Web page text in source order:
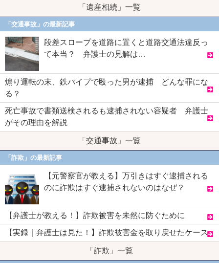
「遺産相続」一覧
「交通事故」の最新記事
段差スロープを道路に置くと道路交通法違反っ
て本当？ 弁護士の見解は…
煽り運転の末、鉄パイプで殴った男が逮捕 どんな罪にな
る？
死亡事故で書類送検されるも逮捕されない容疑者 弁護士
がその理由を解説
「交通事故」一覧
「詐欺」の最新記事
【元警察官が教える】万引きはすぐ逮捕される
のに詐欺はすぐ逮捕されないのはなぜ？
【弁護士が教える！】詐欺被害を未然に防ぐために
【実録｜弁護士は見た！】詐欺被害金を取り戻せたケース
「詐欺」一覧